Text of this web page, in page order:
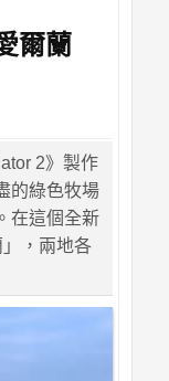
爾蘭
2》製作
的綠色牧場
在這個全新
，兩地各